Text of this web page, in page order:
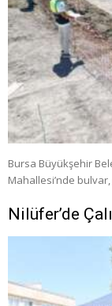
Bursa Büyükşehir
Mahallesi’nde
Nilüfer’de